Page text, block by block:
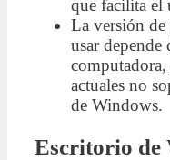
que facilita el
La versión de
usar depende
actuales no
de Windows.
Escritorio de